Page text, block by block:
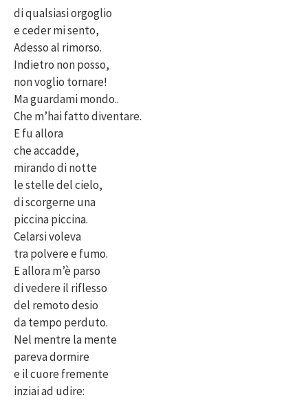
di qualsiasi orgoglio
e ceder mi sento,
Adesso al rimorso.
Indietro non posso,
non voglio tornare!
Ma guardami mondo..
Che m’hai fatto diventare.
E fu allora
che accadde,
mirando di notte
le stelle del cielo,
di scorgerne una
piccina piccina.
Celarsi voleva
tra polvere e fumo.
E allora m’è parso
di vedere il riflesso
del remoto desio
da tempo perduto.
Nel mentre la mente
pareva dormire
e il cuore fremente
inziai ad udire: